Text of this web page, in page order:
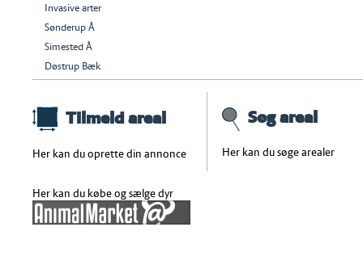
Invasive arter
Sønderup Å
Simested Å
Døstrup Bæk
Tilmeld areal
Her kan du oprette din annonce
Her kan du købe og sælge dyr
Søg areal
Her kan du søge arealer